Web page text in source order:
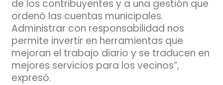
de los contribuyentes y a una gestión que
ordenó las cuentas municipales.
Administrar con responsabilidad nos
permite invertir en herramientas que
mejoran el trabajo diario y se traducen en
mejores servicios para los vecinos”,
expresó.